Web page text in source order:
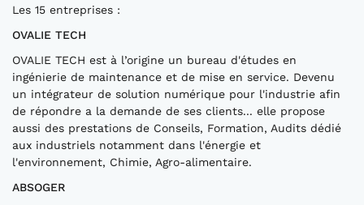
Les 15 entreprises :
OVALIE TECH
OVALIE TECH est à l’origine un bureau d'études en
ingénierie de maintenance et de mise en service. Devenu
un intégrateur de solution numérique pour l'industrie afin
de répondre a la demande de ses clients... elle propose
aussi des prestations de Conseils, Formation, Audits dédié
aux industriels notamment dans l'énergie et
l'environnement, Chimie, Agro-alimentaire.
ABSOGER